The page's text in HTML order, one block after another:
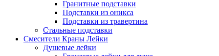
Гранитные подставки
Подставки из оникса
Подставки из травертина
Стальные подставки
Смесители Краны Лейки
Душевые лейки